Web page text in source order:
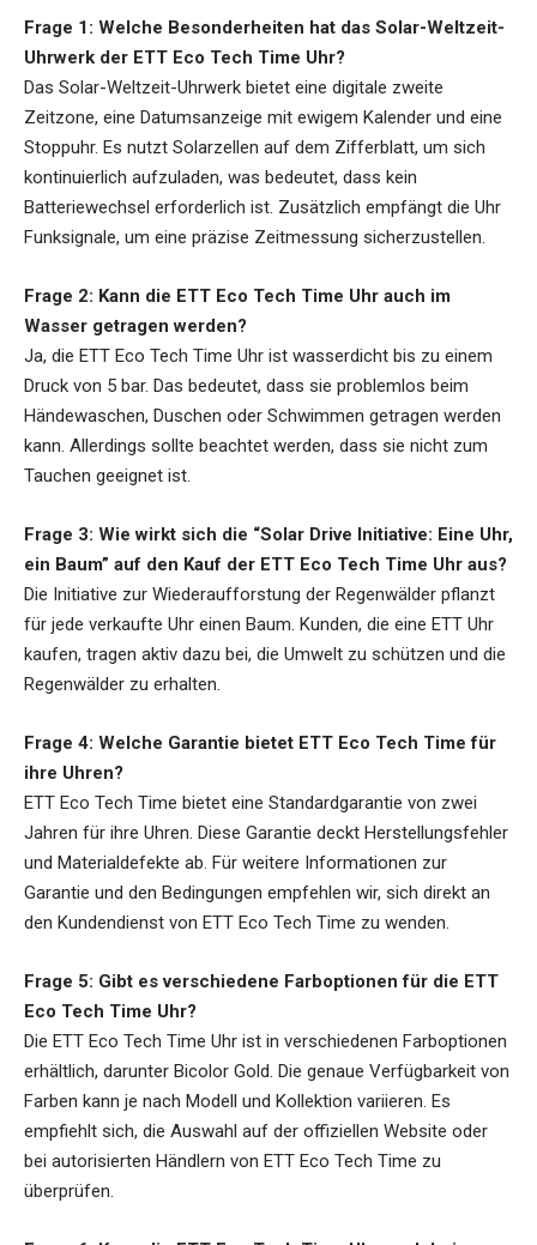
Frage 1: Welche Besonderheiten hat das Solar-Weltzeit-
Uhrwerk der ETT Eco Tech Time Uhr?
Das Solar-Weltzeit-Uhrwerk bietet eine digitale zweite
Zeitzone, eine Datumsanzeige mit ewigem Kalender und eine
Stoppuhr. Es nutzt Solarzellen auf dem Zifferblatt, um sich
kontinuierlich aufzuladen, was bedeutet, dass kein
Batteriewechsel erforderlich ist. Zusätzlich empfängt die Uhr
Funksignale, um eine präzise Zeitmessung sicherzustellen.
Frage 2: Kann die ETT Eco Tech Time Uhr auch im
Wasser getragen werden?
Ja, die ETT Eco Tech Time Uhr ist wasserdicht bis zu einem
Druck von 5 bar. Das bedeutet, dass sie problemlos beim
Händewaschen, Duschen oder Schwimmen getragen werden
kann. Allerdings sollte beachtet werden, dass sie nicht zum
Tauchen geeignet ist.
Frage 3: Wie wirkt sich die “Solar Drive Initiative: Eine Uhr,
ein Baum” auf den Kauf der ETT Eco Tech Time Uhr aus?
Die Initiative zur Wiederaufforstung der Regenwälder pflanzt
für jede verkaufte Uhr einen Baum. Kunden, die eine ETT Uhr
kaufen, tragen aktiv dazu bei, die Umwelt zu schützen und die
Regenwälder zu erhalten.
Frage 4: Welche Garantie bietet ETT Eco Tech Time für
ihre Uhren?
ETT Eco Tech Time bietet eine Standardgarantie von zwei
Jahren für ihre Uhren. Diese Garantie deckt Herstellungsfehler
und Materialdefekte ab. Für weitere Informationen zur
Garantie und den Bedingungen empfehlen wir, sich direkt an
den Kundendienst von ETT Eco Tech Time zu wenden.
Frage 5: Gibt es verschiedene Farboptionen für die ETT
Eco Tech Time Uhr?
Die ETT Eco Tech Time Uhr ist in verschiedenen Farboptionen
erhältlich, darunter Bicolor Gold. Die genaue Verfügbarkeit von
Farben kann je nach Modell und Kollektion variieren. Es
empfiehlt sich, die Auswahl auf der offiziellen Website oder
bei autorisierten Händlern von ETT Eco Tech Time zu
überprüfen.